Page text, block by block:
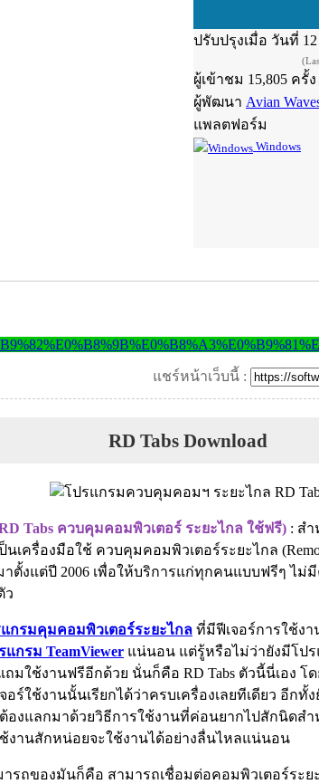
ปรับปรุงเมื่อ วันที่ 12
ผู้เข้าชม 15,805 ครั้ง
ผู้พัฒนา Avian
แพลตฟอร์ม
Windows
แชร์หน้าเว็บนี้ :
RD Tabs Download
Tabs ควบคุมคอมพิวเตอร์ ระยะไกล ใช้ฟรี) : สำ
ป็นเครื่องมือใช้ ควบคุมคอมพิวเตอร์ระยะไกล
าตั้งแต่ปี 2006 เพื่อให้บริการแก่ทุกคนแบบฟรีๆ ไม่
ว
กรมคุมคอมพิวเตอร์ระยะไกล ที่มีฟีเจอร์การใช้ง
แกรม TeamViewer แน่นอน แต่รู้หรือไม่ว่ายังมีโป
ถมใช้งานฟรีอีกด้วย นั่นก็คือ RD Tabs ตัวนี้นี่เอง
อร์ใช้งานนั้นเรียกได้ว่าครบเครื่องเลยทีเดียว อีก
องแลกมาด้วยวิธีการใช้งานที่ค่อนยากไปสักนิดสำ
งานสักหน่อยจะใช้งานได้อย่างลื่นไหลแน่นอน
รถของมันก็คือ สามารถเชื่อมต่อคอมพิวเตอร์ระย